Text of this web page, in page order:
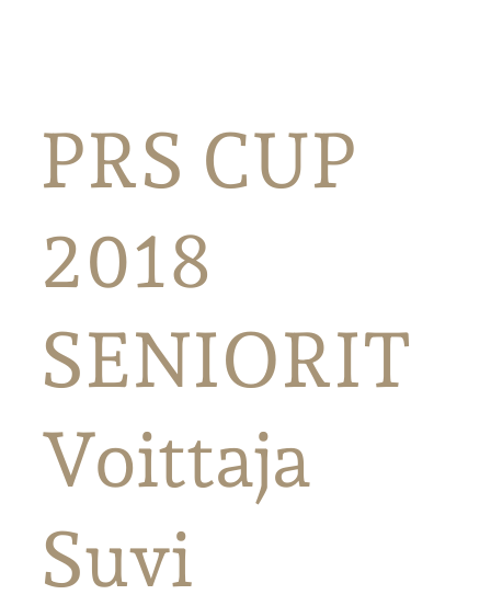
PRS CUP
2018
SENIORIT
Voittaja
Suvi